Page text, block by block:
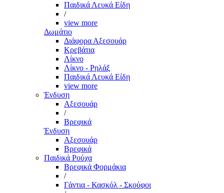
Παιδικά Λευκά Είδη
/
view more
Δωμάτιο
Διάφορα Αξεσουάρ
Κρεβάτια
Λίκνο
Λίκνο - Ρηλάξ
Παιδικά Λευκά Είδη
view more
Ένδυση
Αξεσουάρ
/
Βρεφικά
Ένδυση
Αξεσουάρ
Βρεφικά
Παιδικά Ρούχα
Βρεφικά Φορμάκια
/
Γάντια - Κασκόλ - Σκούφοι